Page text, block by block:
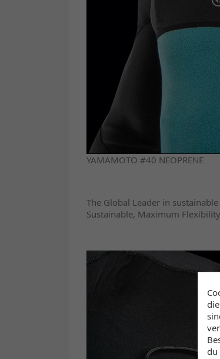
YAMAMOTO #40 NEOPRENE
The Global Leader in
Sustainable, Maximum
du